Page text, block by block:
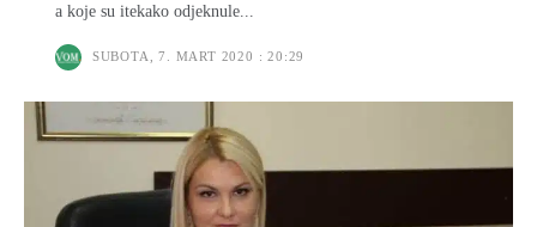
a koje su itekako odjeknule...
SUBOTA, 7. MART 2020 : 20:29